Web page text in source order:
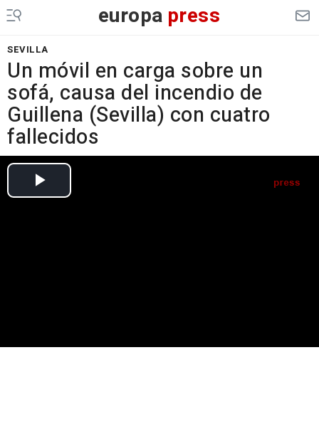
europa press
SEVILLA
Un móvil en carga sobre un
sofá, causa del incendio de
Guillena (Sevilla) con cuatro
fallecidos